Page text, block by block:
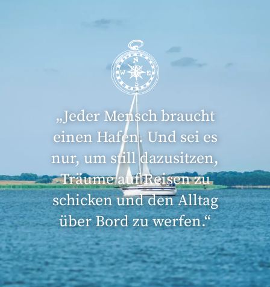
„Jeder Mensch braucht
einen Hafen. Und sei es
nur, um still dazusitzen,
Träume auf Reisen zu
schicken und den Alltag
über Bord zu werfen.“